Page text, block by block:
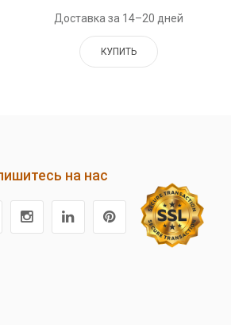
Доставка за 14–20 дней
КУПИТЬ
на нас